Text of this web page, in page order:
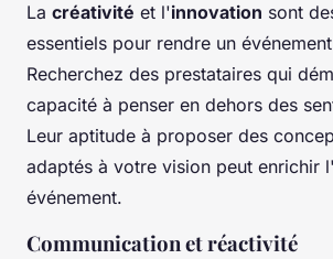
La créativité et l'innovation sont
essentiels pour rendre un
Recherchez des prestataires qui
capacité à penser en dehors des
Leur aptitude à proposer des
adaptés à votre vision peut enrichir
événement.
Communication et réactivité